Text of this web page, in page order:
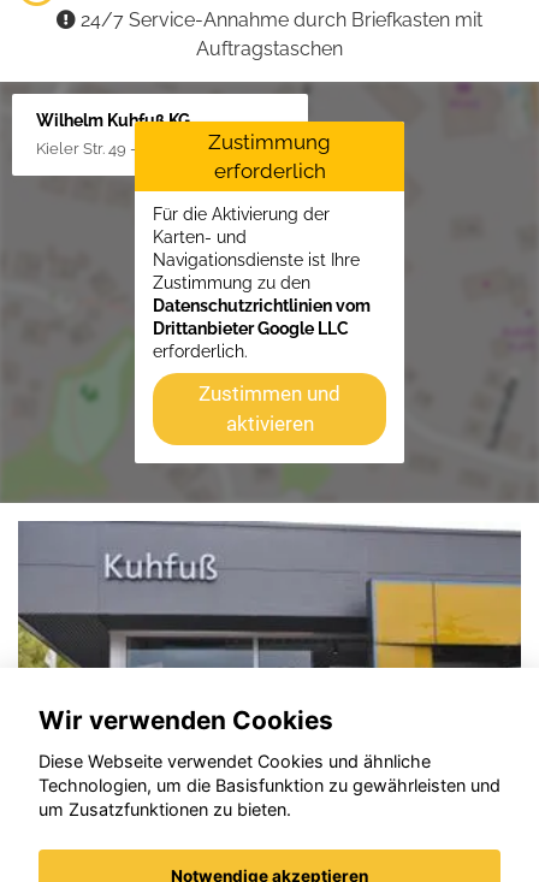
24/7 Service-Annahme durch Briefkasten mit
Auftragstaschen
Wilhelm Kuhfuß KG
Kieler Str. 49 - 51, 25451 Quickborn
Zustimmung
erforderlich
Für die Aktivierung der
Karten- und
Navigationsdienste ist Ihre
Zustimmung zu den
Datenschutzrichtlinien vom
Drittanbieter Google LLC
erforderlich.
Zustimmen und
aktivieren
Wir verwenden Cookies
Diese Webseite verwendet Cookies und ähnliche
Technologien, um die Basisfunktion zu gewährleisten und
um Zusatzfunktionen zu bieten.
Notwendige akzeptieren